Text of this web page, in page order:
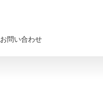
お問い合わせ